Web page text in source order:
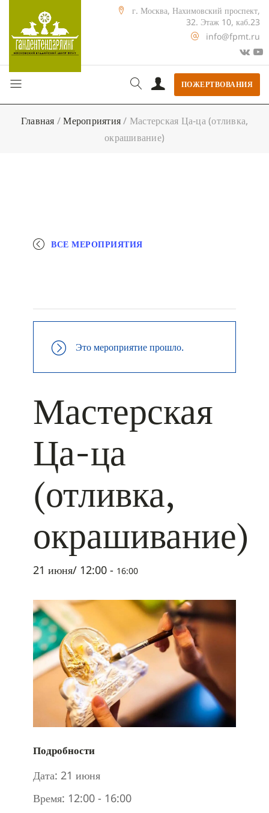
г. Москва, Нахимовский проспект,
32. Этаж 10, каб.23
info@fpmt.ru
ПОЖЕРТВОВАНИЯ
Главная /Мероприятия/ Мастерская Ца-ца (отливка,
окрашивание)
ВСЕ МЕРОПРИЯТИЯ
Это мероприятие прошло.
Мастерская
Ца-ца
(отливка,
окрашивание)
21 июня/ 12:00 - 16:00
Подробности
Дата: 21 июня
Время: 12:00 - 16:00